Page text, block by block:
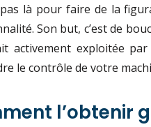
pas là pour faire de la
Son but, c’est de
activement exploitée
le contrôle de votre